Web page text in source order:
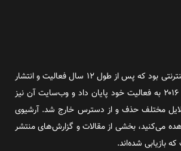
روز آنلاین روزنامه‌ای اینترنتی بود که پس از طول ۱۲ سال فعالیت و انتشار
۲۵۰۰ شماره، در سال ۲۰۱۶ به فعالیت خود پایان داد و وب‌سایت آن نیز
مختلف حذف و از دسترس خارج شد. آرشیوی
می‌کنید، بخشی از مقالات و گزارش‌های منتشر
بازیابی شده‌اند.